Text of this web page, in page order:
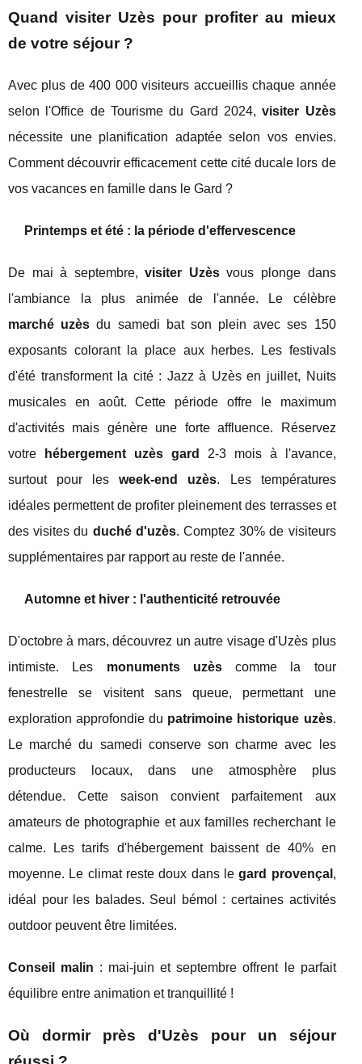
Quand visiter Uzès pour profiter au mieux
de votre séjour ?
Avec plus de 400 000 visiteurs accueillis chaque année
selon l'Office de Tourisme du Gard 2024,visiter Uzès
nécessite une planification adaptée selon vos envies.
Comment découvrir efficacement cette cité ducale lors de
vos vacances en famille dans le Gard ?
Printemps et été : la période d'effervescence
De mai à septembre,visiter Uzèsvous plonge dans
l'ambiance la plus animée de l'année. Le célèbre
marché uzès du samedi bat son plein avec ses 150
exposants colorant la place aux herbes. Les festivals
d'été transforment la cité : Jazz à Uzès en juillet, Nuits
musicales en août. Cette période offre le maximum
d'activités mais génère une forte affluence. Réservez
votre
hébergement uzès gard
2-3 mois à l'avance,
surtout pour lesweek-end uzès. Les températures
idéales permettent de profiter pleinement des terrasses et
des visites du duché d'uzès. Comptez 30% de visiteurs
supplémentaires par rapport au reste de l'année.
Automne et hiver : l'authenticité retrouvée
D'octobre à mars, découvrez un autre visage d'Uzès plus
intimiste. Les monuments uzèscomme la tour
fenestrelle se visitent sans queue, permettant une
exploration approfondie du patrimoine historique uzès.
Le marché du samedi conserve son charme avec les
producteurs locaux, dans une atmosphère plus
détendue. Cette saison convient parfaitement aux
amateurs de photographie et aux familles recherchant le
calme. Les tarifs d'hébergement baissent de 40% en
moyenne. Le climat reste doux dans legard provençal ,
idéal pour les balades. Seul bémol : certaines activités
outdoor peuvent être limitées.
Conseil malin : mai-juin et septembre offrent le parfait
équilibre entre animation et tranquillité !
Où dormir près d'Uzès pour un séjour